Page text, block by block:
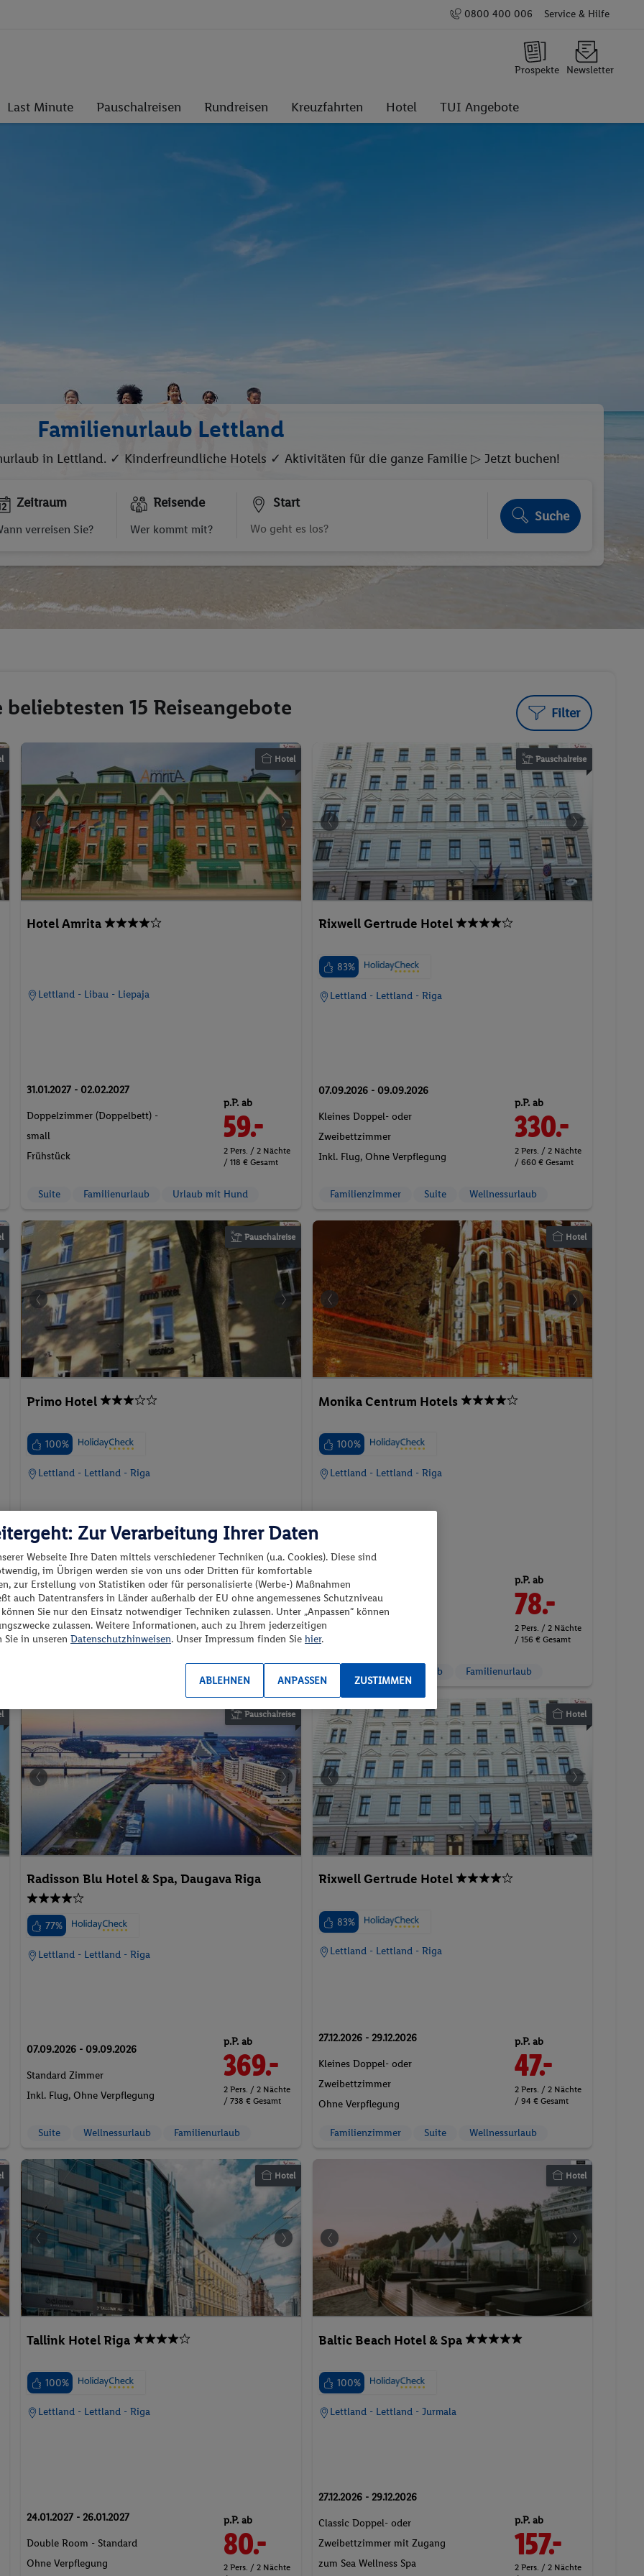
0800 400 006 Service & Hilfe
Prospekte Newsletter
Last Minute Pauschalreisen Rundreisen Kreuzfahrten Hotel TUI Angebote
Familienurlaub Lettland
in Lettland. ✓ Kinderfreundliche Hotels ✓ Aktivitäten für die ganze Familie ▷ Jetzt buchen!
Zeitraum
verreisen Sie?
Reisende
Wer kommt mit?
Start
Suche
15 Reiseangebote Filter
Hotel
Hotel Amrita
Lettland - Libau - Liepaja
31.01.2027 - 02.02.2027
Doppelzimmer (Doppelbett) -
small
Frühstück
p.P. ab
59.-
2 Pers. / 2 Nächte
/ 118 € Gesamt
Suite Familienurlaub Urlaub mit Hund
Pauschalreise
Rixwell Gertrude Hotel
83%
Lettland - Lettland - Riga
07.09.2026 - 09.09.2026
Kleines Doppel- oder
Zweibettzimmer
Inkl. Flug, Ohne Verpflegung
p.P. ab
330.-
2 Pers. / 2 Nächte
/ 660 € Gesamt
Familienzimmer Suite Wellnessurlaub
Pauschalreise
Primo Hotel
100%
Lettland - Lettland - Riga
07.09.2026 - 09.09.2026
Doppelzimmer
Inkl. Flug,Frühstück
p.P. ab
348.-
2 Pers. / 2 Nächte
/ 696 € Gesamt
Hotel
Monika Centrum Hotels
100%
Lettland - Lettland - Riga
24.01.2027 - 26.01.2027
Doppelzimmer
Frühstück
p.P. ab
78.-
2 Pers. / 2 Nächte
/ 156 € Gesamt
Wellnessurlaub Familienurlaub
Pauschalreise
Radisson Blu Hotel & Spa, Daugava Riga
77%
Lettland - Lettland - Riga
07.09.2026 - 09.09.2026
Standard Zimmer
Inkl. Flug,Ohne Verpflegung
p.P. ab
369.-
2 Pers. / 2 Nächte
/ 738 € Gesamt
Suite Wellnessurlaub Familienurlaub
Hotel
Rixwell Gertrude Hotel
83%
Lettland - Lettland - Riga
27.12.2026 - 29.12.2026
Kleines Doppel- oder
Zweibettzimmer
Ohne Verpflegung
p.P. ab
47.-
2 Pers. / 2 Nächte
/ 94 € Gesamt
Familienzimmer Suite Wellnessurlaub
Hotel
Tallink Hotel Riga
100%
Lettland - Lettland - Riga
24.01.2027 - 26.01.2027
Double Room - Standard
Ohne Verpflegung
p.P. ab
80.-
2 Pers. / 2 Nächte
Hotel
Baltic Beach Hotel & Spa
100%
Lettland - Lettland - Jurmala
27.12.2026 - 29.12.2026
Classic Doppel- oder
Zweibettzimmer mit Zugang
zum Sea Wellness Spa
p.P. ab
157.-
2 Pers. / 2 Nächte
Zur Verarbeitung Ihrer Daten
Webseite Ihre Daten mittels verschiedener Techniken (u.a. Cookies). Diese sind
im Übrigen werden sie von uns oder Dritten für komfortable
zur Erstellung von Statistiken oder für personalisierte (Werbe-) Maßnahmen
auch Datentransfers in Länder außerhalb der EU ohne angemessenes Schutzniveau
Sie nur den Einsatz notwendiger Techniken zulassen. Unter „Anpassen“ können
zulassen. Weitere Informationen, auch zu Ihrem jederzeitigen
in unseren Datenschutzhinweisen. Unser Impressum finden Sie hier.
ZUSTIMMEN
ANPASSEN
ABLEHNEN